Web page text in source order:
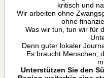
kritisch und
Wir arbeiten ohne
ohne
Was wir tun, tun wir für
Denn guter lokaler
Es braucht Menschen,
Unterstützen Sie den